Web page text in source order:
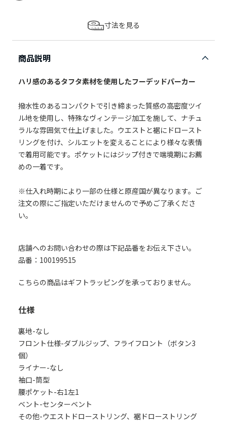
寸法を見る
商品説明
ハリ感のあるタフタ素材を使用したフーデッドパーカー
撥水性のあるコンパクトで引き締まった質感の高密度ツイ
ル地を使用し、特殊なヴィンテージ加工を施して、ナチュ
ラルな雰囲気で仕上げました。ウエストと裾にドロースト
リングを付け、シルエットを変えることにより様々な表情
で着用可能です。ポケットにはジップ付きで端境期にお薦
めの一着です。
※仕入れ時期により一部の仕様と原産国が異なります。ご
注文の際にご指定いただけませんので予めご了承くださ
い。
店舗へのお問い合わせの際は下記品番をお伝え下さい。
品番：100199515
こちらの商品はギフトラッピングを承っておりません。
仕様
裏地-なし
フロント仕様-ダブルジップ、フライフロント（ボタン3
個）
ライナー-なし
袖口-筒型
腰ポケット-右1左1
ベント-センターベント
その他-ウエストドローストリング、裾ドローストリング